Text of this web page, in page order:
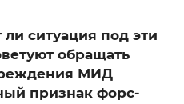
ситуация под эти
обращать
МИД
признак форс-